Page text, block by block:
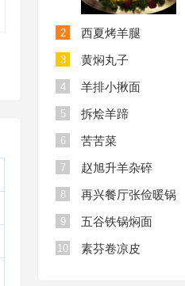
2 西夏烤羊腿
3 黄焖丸子
4 羊排小揪面
5 拆烩羊蹄
6 苦苦菜
7 赵旭升羊杂碎
8 再兴餐厅张俭暖锅
9 五谷铁锅焖面
10 素芬卷凉皮